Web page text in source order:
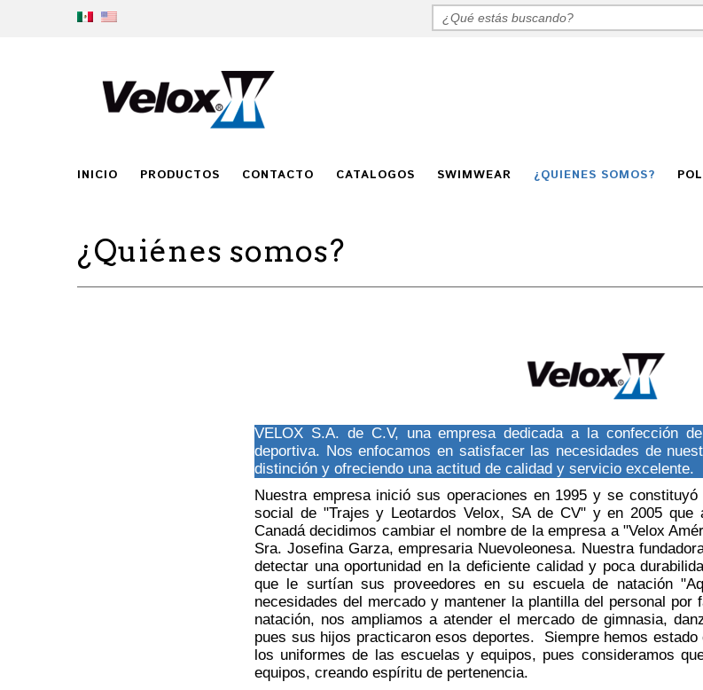
INICIO PRODUCTOS CONTACTO CATALOGOS SWIMWEAR ¿QUIENES SOMOS?
¿Quiénes somos?
VELOX S.A. de C.V, una empresa dedicada a la confección
deportiva. Nos enfocamos en satisfacer las necesidades de
distinción y ofreciendo una actitud de calidad y servicio excelente.
Nuestra empresa inició sus operaciones en 1995 y se
social de "Trajes y Leotardos Velox, SA de CV" y en 2005 que
Canadá decidimos cambiar el nombre de la empresa a "Velox
Sra. Josefina Garza, empresaria Nuevoleonesa. Nuestra
detectar una oportunidad en la deficiente calidad y poca
que le surtían sus proveedores en su escuela de natación
necesidades del mercado y mantener la plantilla del personal por
natación, nos ampliamos a atender el mercado de gimnasia,
pues sus hijos practicaron esos deportes. Siempre hemos
los uniformes de las escuelas y equipos, pues consideramos
equipos, creando espíritu de pertenencia.